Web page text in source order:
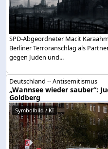
SPD-Abgeordneter Macit
Berliner Terroranschlag als
gegen Juden und...
Deutschland -- Antisemitismus
„Wannsee wieder sauber“:
Goldberg
Symbolbild / KI